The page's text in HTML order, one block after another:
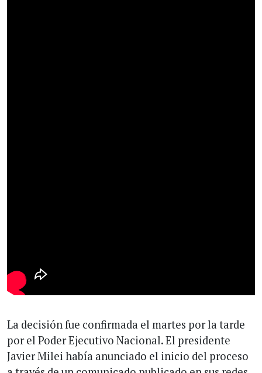
La decisión fue confirmada el martes por la tarde
por el Poder Ejecutivo Nacional. El presidente
Javier Milei había anunciado el inicio del proceso